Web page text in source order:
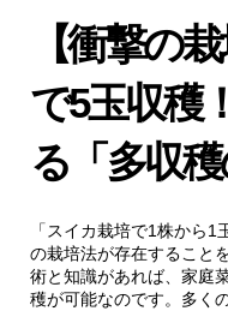
【衝撃の
で5玉収穫
る「多収穫
「スイカ栽培で1株から
の栽培法が存在すること
術と知識があれば、家庭
穫が可能なのです。多く